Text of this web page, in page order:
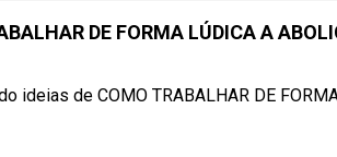
DE FORMA LÚDICA A
ideias de COMO TRABALHAR DE